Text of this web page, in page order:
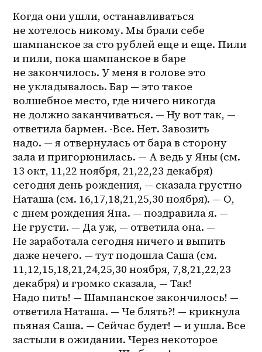
Когда они ушли, останавливаться
не хотелось никому. Мы брали себе
шампанское за сто рублей еще и еще. Пили
и пили, пока шампанское в баре
не закончилось. У меня в голове это
не укладывалось. Бар — это такое
волшебное место, где ничего никогда
не должно заканчиваться. — Ну вот так, —
ответила бармен. -Все. Нет. Завозить
надо. — я отвернулась от бара в сторону
зала и пригорюнилась. — А ведь у Яны (см.
13 окт, 11,22 ноября, 21,22,23 декабря)
сегодня день рождения, — сказала грустно
Наташа (см. 16,17,18,21,25,30 ноября). — О,
с днем рождения Яна. — поздравила я. —
Не грусти. — Да уж, — ответила она. —
Не заработала сегодня ничего и выпить
даже нечего. — тут подошла Саша (см.
11,12,15,18,21,24,25,30 ноября, 7,8,21,22,23
декабря) и громко сказала, — Так!
Надо пить! — Шампанское закончилось! —
ответила Наташа. — Че блять?! — крикнула
пьяная Саша. — Сейчас будет! — и ушла. Все
застыли в ожидании. Через некоторое